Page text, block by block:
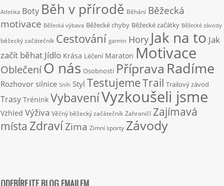
Atletika Boty Běh v přírodě Běhání Běžecká
motivace Běžecká výbava Běžecké chyby Běžecké začátky Běžecké závody
běžecký začátečník Cestování garmin Hory Jak na to Jak
začít běhat Jídlo Krása Léčení Maraton Motivace
OblečeníO nás Osobnosti Příprava Radíme
Rozhovor silnice Sníh Styl TestujemeTrail Trailový závod
Trasy Trénink VybaveníVyzkoušeli jsme
Vzhled Výživa Věčný běžecký začátečník Zahraničí Zajímavá
místa ZdravíZima Zimní sporty Závody
ODEBÍREJTE BLOG EMAILEM